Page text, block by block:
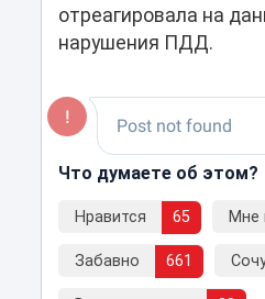
отреагировала на
нарушения ПДД.
Что думаете об этом?
Нравится 65 Мне
Забавно 661